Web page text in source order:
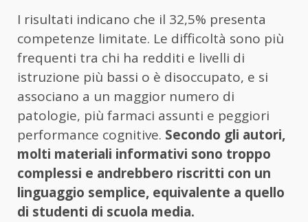
I risultati indicano che il 32,5% presenta
competenze limitate. Le difficoltà sono più
frequenti tra chi ha redditi e livelli di
istruzione più bassi o è disoccupato, e si
associano a un maggior numero di
patologie, più farmaci assunti e peggiori
performance cognitive. Secondo gli autori,
molti materiali informativi sono troppo
complessi e andrebbero riscritti con un
linguaggio semplice, equivalente a quello
di studenti di scuola media.